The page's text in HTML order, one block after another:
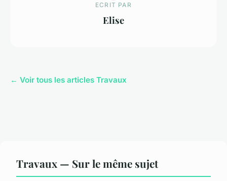
ECRIT PAR
Elise
← Voir tous les articles Travaux
Travaux — Sur le même sujet